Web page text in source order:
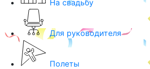
На свадьбу
Для руководителя
Полеты